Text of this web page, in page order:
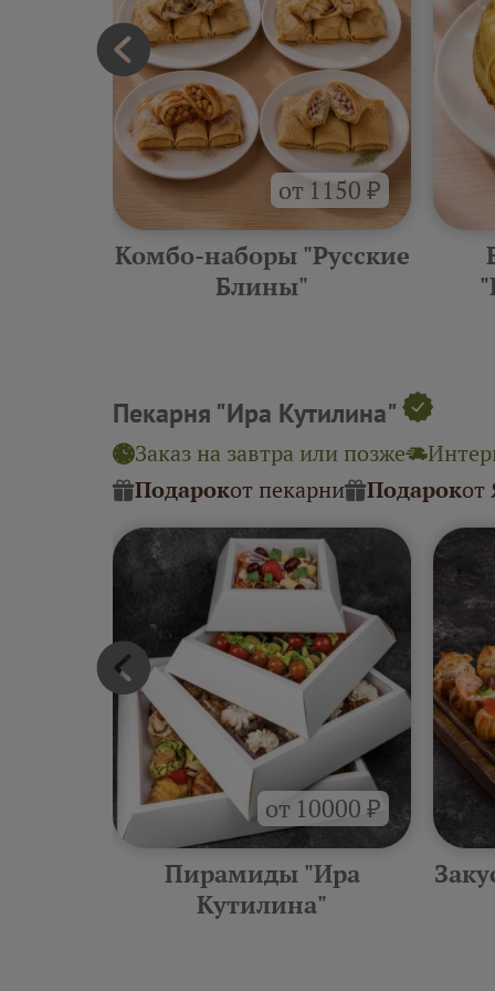
от 1150 ₽
Комбо-наборы "Русские
Блины"
Пекарня "Ира Кутилина"
Заказ на завтра или позже
Подарокот пекарни Подарокот
от 10000 ₽
Пирамиды "Ира
Кутилина"